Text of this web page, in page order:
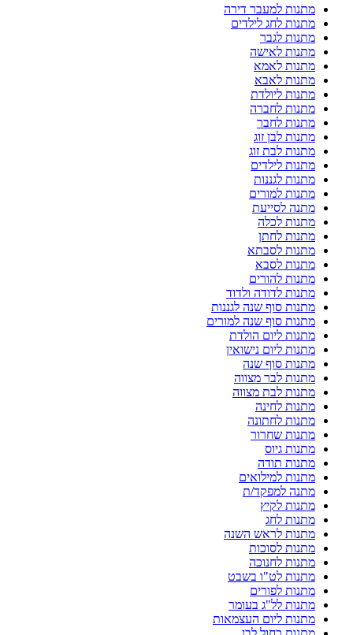
מתנות למעבר דירה
מתנות לחג לילדים
מתנות לגבר
מתנות לאישה
מתנות לאמא
מתנות לאבא
מתנות ליולדת
מתנות לחברה
מתנות לחבר
מתנות לבן זוג
מתנות לבת זוג
מתנות לילדים
מתנות לגננות
מתנות למורים
מתנה לסייעת
מתנות לכלה
מתנות לחתן
מתנות לסבתא
מתנות לסבא
מתנות להורים
מתנות לדודה ולדוד
מתנות סוף שנה לגננות
מתנות סוף שנה למורים
מתנות ליום הולדת
מתנות ליום נישואין
מתנות סוף שנה
מתנות לבר מצווה
מתנות לבת מצווה
מתנות לחינה
מתנות לחתונה
מתנות שחרור
מתנות גיוס
מתנות תודה
מתנות למילואים
מתנה למפקד/ת
מתנות לקיץ
מתנות לחג
מתנות לראש השנה
מתנות לסוכות
מתנות לחנוכה
מתנות לט"ו בשבט
מתנות לפורים
מתנות לל"ג בעומר
מתנות ליום העצמאות